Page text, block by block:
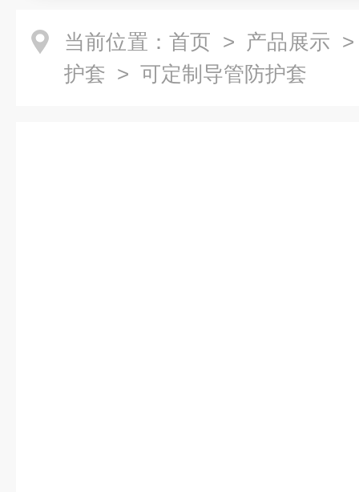
当前位置： 首页 > 产品展示
护套 > 可定制导管防护套